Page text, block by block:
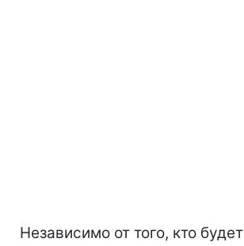
Независимо от того, кто будет